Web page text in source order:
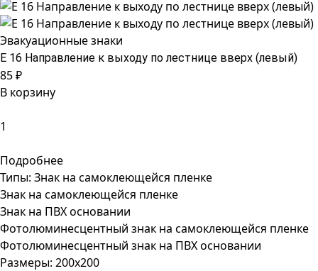
Эвакуационные знаки
Е 16 Направление к выходу по лестнице вверх (левый)
85 ₽
В корзину
Подробнее
Типы: Знак на самоклеющейся пленке
Знак на самоклеющейся пленке
Знак на ПВХ основании
Фотолюминесцентный знак на самоклеющейся пленке
Фотолюминесцентный знак на ПВХ основании
Размеры: 200x200